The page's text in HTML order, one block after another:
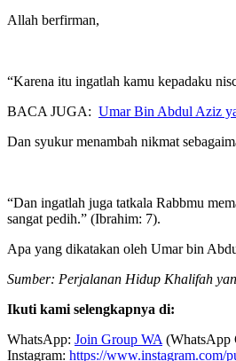
Allah berfirman,
“Karena itu ingatlah kamu kepadaku
BACA JUGA: Umar Bin Abdul Aziz
Dan syukur menambah nikmat
“Dan ingatlah juga tatkala Rabbmu
sangat pedih.” (Ibrahim: 7).
Apa yang dikatakan oleh Umar bin
Sumber: Perjalanan Hidup Khalifah
Ikuti kami selengkapnya di:
WhatsApp: Join Group WA (WhatsApp
Instagram: https://www.instagram.com/